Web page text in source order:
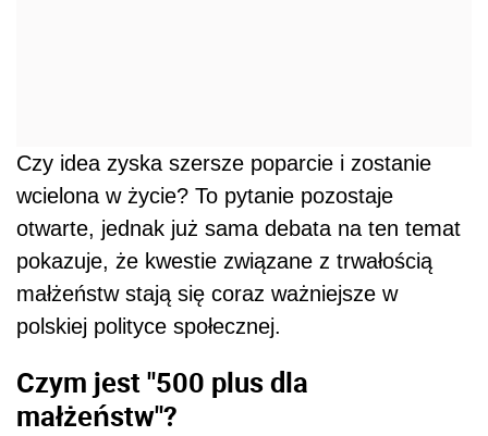
Czy idea zyska szersze poparcie i zostanie
wcielona w życie? To pytanie pozostaje
otwarte, jednak już sama debata na ten temat
pokazuje, że kwestie związane z trwałością
małżeństw stają się coraz ważniejsze w
polskiej polityce społecznej.
Czym jest "500 plus dla
małżeństw"?